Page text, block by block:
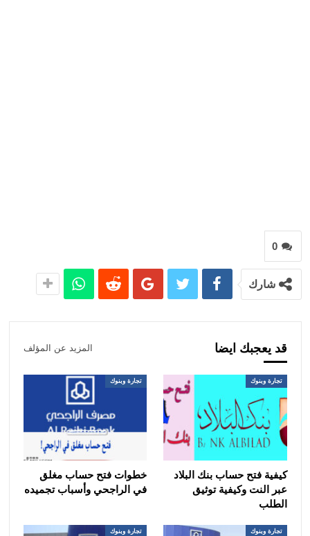
0
شارك
قد يعجبك ايضا المزيد عن المؤلف
تجارة وبنوك
كيفية فتح حساب بنك البلاد
عبر النت وكيفية توثيق
الطلب
تجارة وبنوك
خطوات فتح حساب مغلق
في الراجحي وأسباب تجميده
تجارة وبنوك تجارة وبنوك